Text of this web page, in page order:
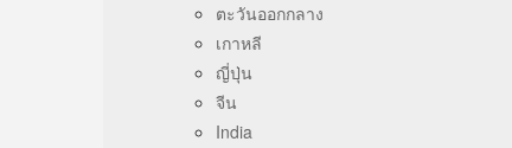
ตะวันออกกลาง
เกาหลี
ญี่ปุ่น
จีน
India